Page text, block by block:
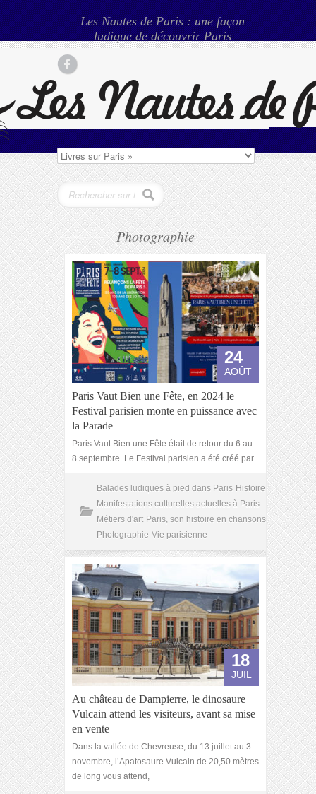
Les Nautes de Paris : une façon
ludique de découvrir Paris
Photographie
24
AOÛT
Paris Vaut Bien une Fête, en 2024 le
Festival parisien monte en puissance avec
la Parade
Paris Vaut Bien une Fête était de retour du 6 au
8 septembre. Le Festival parisien a été créé par
Balades ludiques à pied dans Paris Histoire
Manifestations culturelles actuelles à Paris
Métiers d'art Paris, son histoire en chansons
Photographie Vie parisienne
18
JUIL
Au château de Dampierre, le dinosaure
Vulcain attend les visiteurs, avant sa mise
en vente
Dans la vallée de Chevreuse, du 13 juillet au 3
novembre, l’Apatosaure Vulcain de 20,50 mètres
de long vous attend,